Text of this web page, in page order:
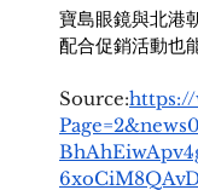
寶島眼鏡與北港
配合促銷活動也
Source: